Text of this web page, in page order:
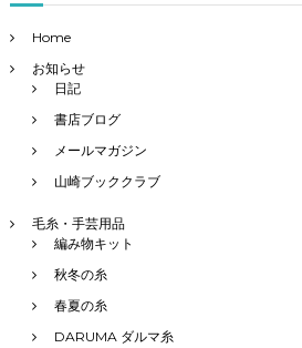
Home
お知らせ
日記
書店ブログ
メールマガジン
山崎ブッククラブ
毛糸・手芸用品
編み物キット
秋冬の糸
春夏の糸
DARUMA ダルマ糸